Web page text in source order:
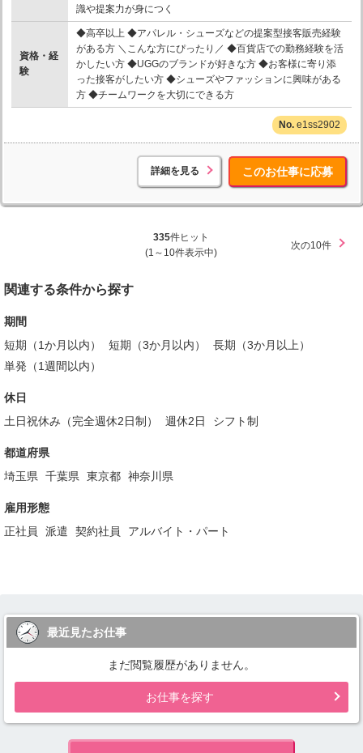
識や提案力が身につく
資格・経
験
◆高卒以上 ◆アパレル・シューズなどの提案型接客販売経験
がある方 ＼こんな方にぴったり／ ◆百貨店での勤務経験を活
かしたい方 ◆UGGのブランドが好きな方 ◆お客様に寄り添
った接客がしたい方 ◆シューズやファッションに興味がある
方 ◆チームワークを大切にできる方
e1ss2902
詳細を見る このお仕事に応募
335件ヒット
(1～10件表示中)
次の10件
関連する条件から探す
期間
短期（1か月以内）
短期（3か月以内）
長期（3か月以上）
単発（1週間以内）
休日
土日祝休み（完全週休2日制）
週休2日 シフト制
都道府県
埼玉県
千葉県 東京都 神奈川県
雇用形態
正社員
派遣 契約社員 アルバイト・パート
最近見たお仕事
まだ閲覧履歴がありません。
お仕事を探す